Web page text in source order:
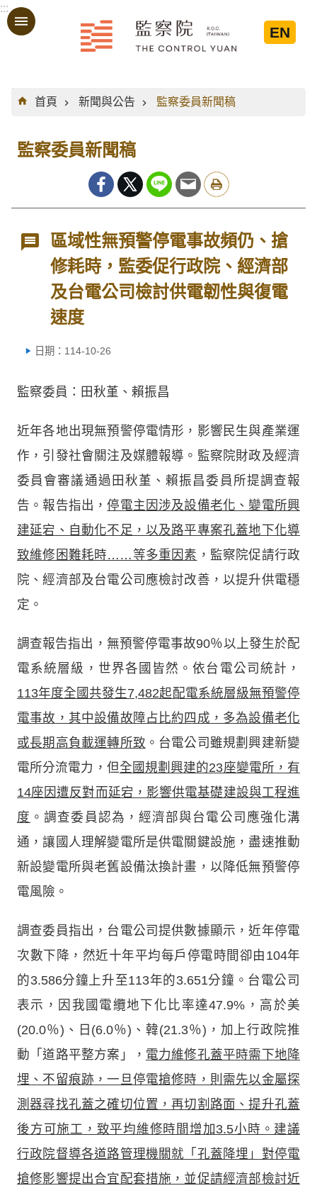
跳到主要內容區塊
:::
EN
:::
首頁
新聞與公告 監察委員新聞稿
監察委員新聞稿
區域性無預警停電事故頻仍、搶
修耗時，監委促行政院、經濟部
及台電公司檢討供電韌性與復電
速度
日期：114-10-26
監察委員：田秋堇、賴振昌
近年各地出現無預警停電情形，影響民生與產業運
作，引發社會關注及媒體報導。監察院財政及經濟
委員會審議通過田秋堇、賴振昌委員所提調查報
告。報告指出，停電主因涉及設備老化、變電所興
建延宕、自動化不足，以及路平專案孔蓋地下化導
致維修困難耗時……等多重因素 ，監察院促請行政
院、經濟部及台電公司應檢討改善，以提升供電穩
定。
調查報告指出，無預警停電事故90％以上發生於配
電系統層級，世界各國皆然。依台電公司統計，
113年度全國共發生7,482起配電系統層級無預警停
電事故，其中設備故障占比約四成，多為設備老化
或長期高負載運轉所致 。台電公司雖規劃興建新變
電所分流電力，但全國規劃興建的23座變電所，有
14座因遭反對而延宕，影響供電基礎建設與工程進
度 。調查委員認為，經濟部與台電公司應強化溝
通，讓國人理解變電所是供電關鍵設施，盡速推動
新設變電所與老舊設備汰換計畫，以降低無預警停
電風險。
調查委員指出，台電公司提供數據顯示，近年停電
次數下降，然近十年平均每戶停電時間卻由104年
的3.586分鐘上升至113年的3.651分鐘。台電公司
表示，因我國電纜地下化比率達47.9%，高於美
(20.0％)、日(6.0％)、韓(21.3％)，加上行政院推
動「道路平整方案」， 電力維修孔蓋平時需下地降
埋、不留痕跡，一旦停電搶修時，則需先以金屬探
測器尋找孔蓋之確切位置，再切割路面、提升孔蓋
後方可施工，致平均維修時間增加3.5小時。建議
行政院督導各道路管理機關就「孔蓋降埋」對停電
搶修影響提出合宜配套措施，並促請經濟部檢討近